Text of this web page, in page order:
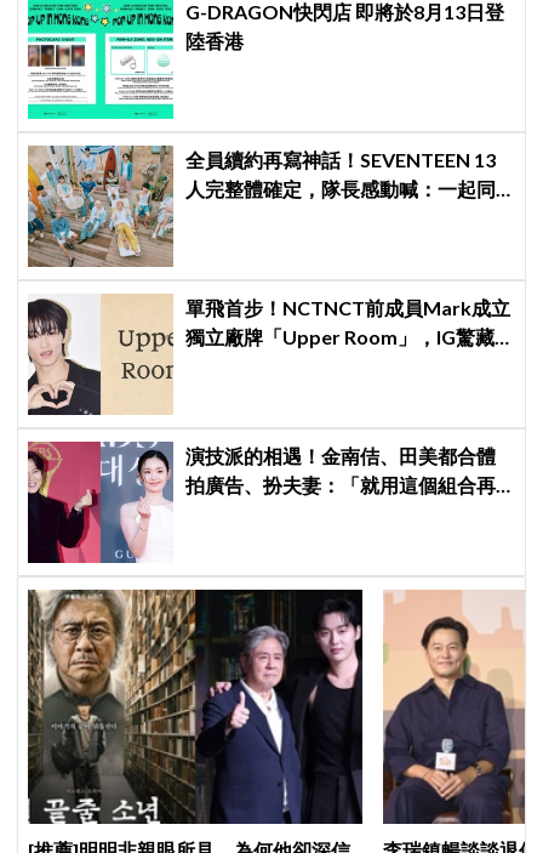
G-DRAGON快閃店 即將於8月13日登
陸香港
全員續約再寫神話！SEVENTEEN 13
人完整體確定，隊長感動喊：一起同
單飛首步！NCTNCT前成員Mark成立
獨立廠牌「Upper Room」，IG驚藏
演技派的相遇！金南佶、田美都合體
拍廣告、扮夫妻：「就用這個組合再